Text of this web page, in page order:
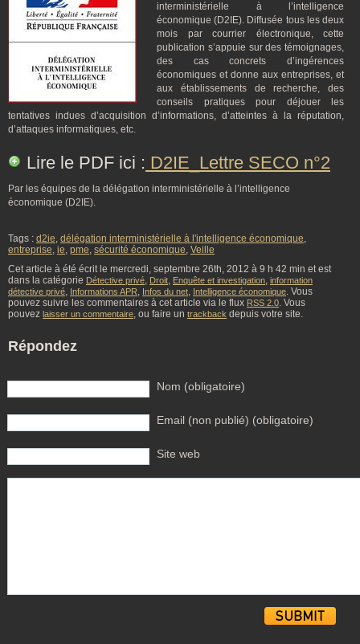
interministérielle à l’intelligence
économique (D2IE). Diffusée tous les deux
mois par courrier électronique, cette
publication s’appuie sur des témoignages,
des cas concrets d’ingérences
économiques et donne aux entreprises, et
aux établissements de recherche, des
conseils pratiques pour déjouer les
tentatives indues d’acquisition d’informations, d’atteintes à la réputation,
d’attaques informatiques, etc.
Lire le PDF ici : D2IE_Lettre SECO n°2
Par les équipes de la délégation interministérielle à l’intelligence
économique (D2IE).
Tags : d2ie, délégation interministérielle à l'intelligence économique,
entreprise, ie, pme, sécurité économique, Veille
Cet article à été écrit le mercredi, septembre 26th, 2012 à 9 h 42 min et est
dans la catégorie Détective privé, Droit, Enquête et investigation, information
détective privé, Informations APR, Infos du net, Intelligence économique. Vous
pouvez suivre les commentaires à cet article via le flux RSS 2.0. Vous
pouvez laisser un commentaire, ou faire un trackback depuis votre site.
Répondez
Nom (obligatoire)
Email (non publié) (obligatoire)
Site web